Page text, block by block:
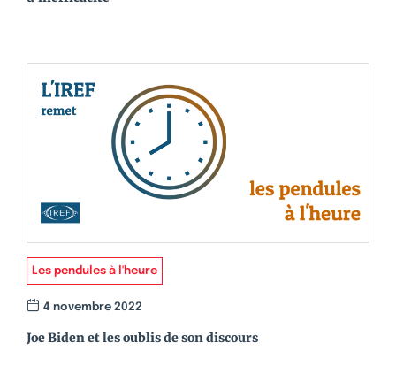
Les pendules à l'heure
4 novembre 2022
Joe Biden et les oublis de son discours